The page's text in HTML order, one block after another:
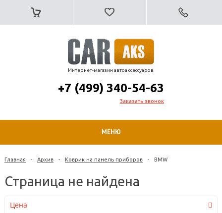
Интернет-магазин автоаксессуаров
+7 (499) 340-54-63
Заказать звонок
МЕНЮ
Главная - Архив - Коврик на панель приборов - BMW
Страница не найдена
Цена